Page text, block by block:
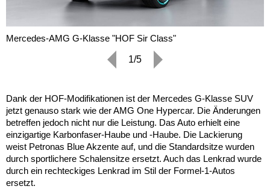
Mercedes-AMG G-Klasse "HOF Sir Class"
1/5
Dank der HOF-Modifikationen ist der Mercedes G-Klasse SUV
jetzt genauso stark wie der AMG One Hypercar. Die Änderungen
betreffen jedoch nicht nur die Leistung. Das Auto erhielt eine
einzigartige Karbonfaser-Haube und -Haube. Die Lackierung
weist Petronas Blue Akzente auf, und die Standardsitze wurden
durch sportlichere Schalensitze ersetzt. Auch das Lenkrad wurde
durch ein rechteckiges Lenkrad im Stil der Formel-1-Autos
ersetzt.